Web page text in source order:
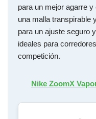
para un mejor agarre
una malla transpirable
para un ajuste seguro
ideales para
competición.
Nike ZoomX